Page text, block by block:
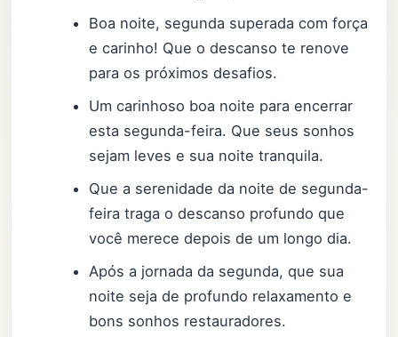
Boa noite, segunda superada com força
e carinho! Que o descanso te renove
para os próximos desafios.
Um carinhoso boa noite para encerrar
esta segunda-feira. Que seus sonhos
sejam leves e sua noite tranquila.
Que a serenidade da noite de segunda-
feira traga o descanso profundo que
você merece depois de um longo dia.
Após a jornada da segunda, que sua
noite seja de profundo relaxamento e
bons sonhos restauradores.